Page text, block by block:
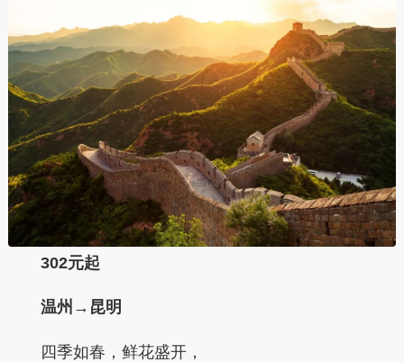
302元起
温州→昆明
四季如春，鲜花盛开，